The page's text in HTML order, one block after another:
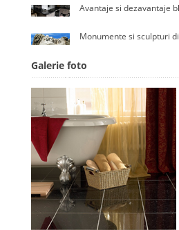
Avantaje si dezavantaje
Monumente si sculpturi
Galerie foto